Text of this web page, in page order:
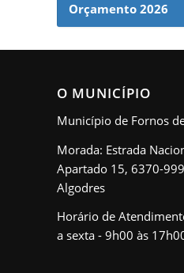
Orçamento 2026
O MUNICÍPIO
Município de Fornos
Morada: Estrada
Apartado 15, 6370-
Algodres
Horário de
a sexta - 9h00 às